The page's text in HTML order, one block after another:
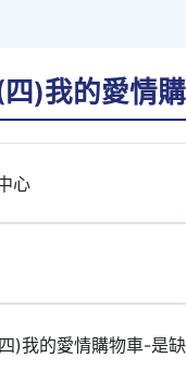
)我的愛情
心
)我的愛情購物車-是